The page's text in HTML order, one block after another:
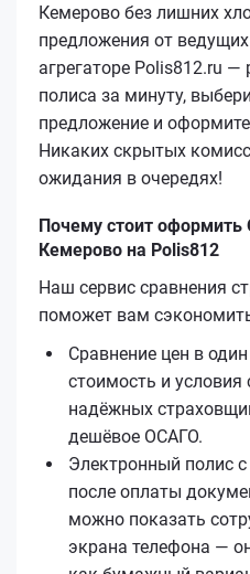
Кемерово без лишних
предложения от
агрегаторе Polis812.ru —
полиса за минуту,
предложение и
Никаких скрытых
ожидания в очередях!
Почему стоит
Кемерово на Polis812
Наш сервис сравнения
поможет вам
Сравнение цен в
стоимость и условия
надёжных
дешёвое ОСАГО.
Электронный полис
после оплаты
можно показать
экрана телефона —